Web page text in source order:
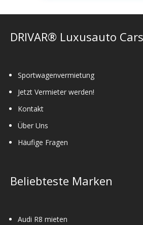
DRIVAR® Luxusauto
Sportwagenvermietung
Jetzt Vermieter werden!
Kontakt
Über Uns
Häufige Fragen
Beliebteste Marken
Audi R8 mieten